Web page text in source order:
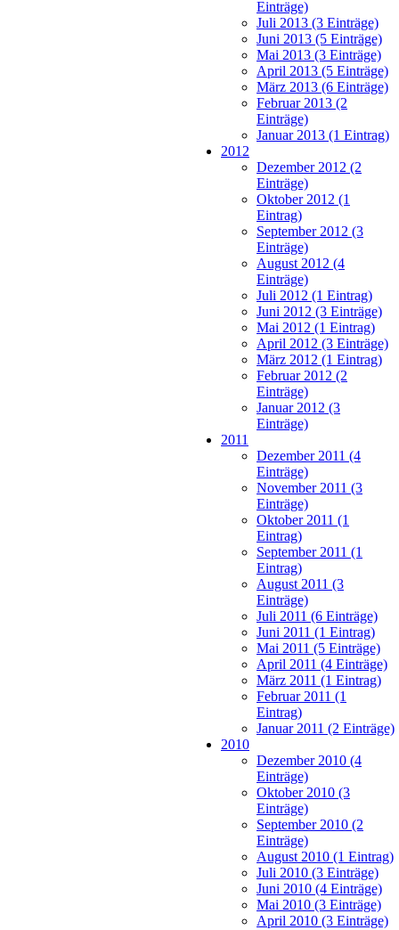
Einträge)
Juli 2013 (3 Einträge)
Juni 2013 (5 Einträge)
Mai 2013 (3 Einträge)
April 2013 (5 Einträge)
März 2013 (6 Einträge)
Februar 2013 (2
Einträge)
Januar 2013 (1 Eintrag)
2012
Dezember 2012 (2
Einträge)
Oktober 2012 (1
Eintrag)
September 2012 (3
Einträge)
August 2012 (4
Einträge)
Juli 2012 (1 Eintrag)
Juni 2012 (3 Einträge)
Mai 2012 (1 Eintrag)
April 2012 (3 Einträge)
März 2012 (1 Eintrag)
Februar 2012 (2
Einträge)
Januar 2012 (3
Einträge)
2011
Dezember 2011 (4
Einträge)
November 2011 (3
Einträge)
Oktober 2011 (1
Eintrag)
September 2011 (1
Eintrag)
August 2011 (3
Einträge)
Juli 2011 (6 Einträge)
Juni 2011 (1 Eintrag)
Mai 2011 (5 Einträge)
April 2011 (4 Einträge)
März 2011 (1 Eintrag)
Februar 2011 (1
Eintrag)
Januar 2011 (2 Einträge)
2010
Dezember 2010 (4
Einträge)
Oktober 2010 (3
Einträge)
September 2010 (2
Einträge)
August 2010 (1 Eintrag)
Juli 2010 (3 Einträge)
Juni 2010 (4 Einträge)
Mai 2010 (3 Einträge)
April 2010 (3 Einträge)